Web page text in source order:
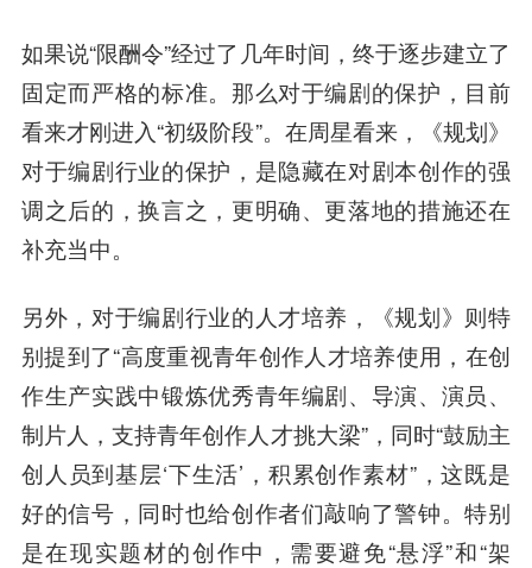
如果说“限酬令”经过了几年时间，终于逐步建立了
固定而严格的标准。那么对于编剧的保护，目前
看来才刚进入“初级阶段”。在周星看来，《规划》
对于编剧行业的保护，是隐藏在对剧本创作的强
调之后的，换言之，更明确、更落地的措施还在
补充当中。
另外，对于编剧行业的人才培养，《规划》则特
别提到了“高度重视青年创作人才培养使用，在创
作生产实践中锻炼优秀青年编剧、导演、演员、
制片人，支持青年创作人才挑大梁”，同时“鼓励主
创人员到基层‘下生活’，积累创作素材”，这既是
好的信号，同时也给创作者们敲响了警钟。特别
是在现实题材的创作中，需要避免“悬浮”和“架